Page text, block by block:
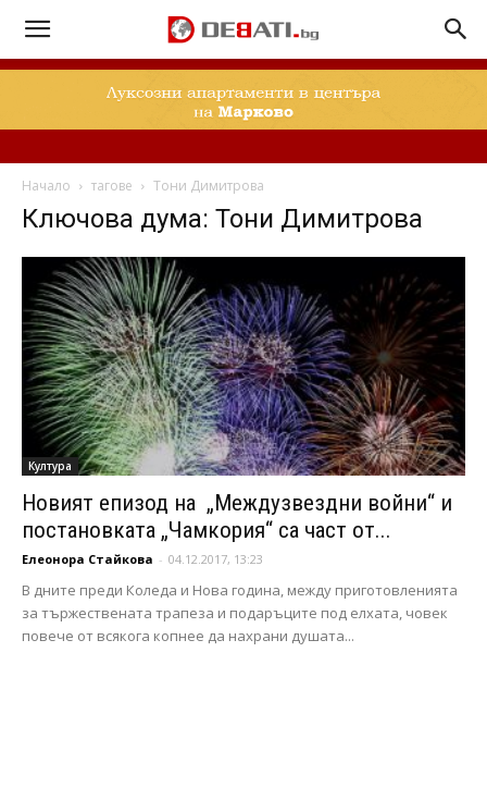
Начало тагове Тони Димитрова
Ключова дума: Тони Димитрова
Култура
Новият епизод на „Междузвездни войни“ и
постановката „Чамкория“ са част от...
Елеонора Стайкова - 04.12.2017, 13:23
В дните преди Коледа и Нова година, между приготовленията
за тържествената трапеза и подаръците под елхата, човек
повече от всякога копнее да нахрани душата...